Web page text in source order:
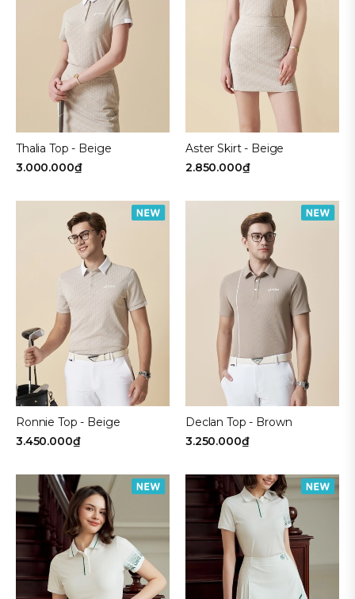
Kích cỡ
Freesize
95
Loại sản phẩm
VÁY LIỀN
PHỤ KIỆN
ÁO KHOÁC NAM
ÁO KHOÁC NỮ
CHÂN VÁY
ÁO DÀI TAY NỮ
QUẦN DÀI NAM
ÁO POLO NAM
ÁO SÁT NÁCH
ÁO DÀI TAY NAM
Thalia Top - Beige
3.000.000₫
Aster Skirt - Beige
2.850.000₫
Ronnie Top - Beige
3.450.000₫
Declan Top - Brown
3.250.000₫